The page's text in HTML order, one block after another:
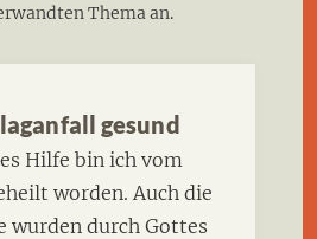
Thema an.
gesund
Hilfe bin ich vom
worden. Auch die
wurden durch Gottes